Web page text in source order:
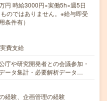
時給3000円×実働5h×週5日
のではありません。※給与即受
条件有）
費支給
庁や研究開発者との会議参加・
ータ集計・必要解析データ…
経験、企画管理の経験